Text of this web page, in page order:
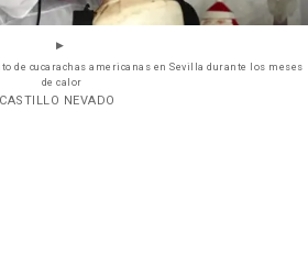
de cucarachas americanas en Sevilla durante los meses
de calor
NEVADO